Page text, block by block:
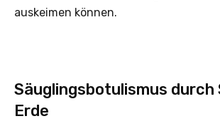
auskeimen können.
Säuglingsbotulismus durch
Erde